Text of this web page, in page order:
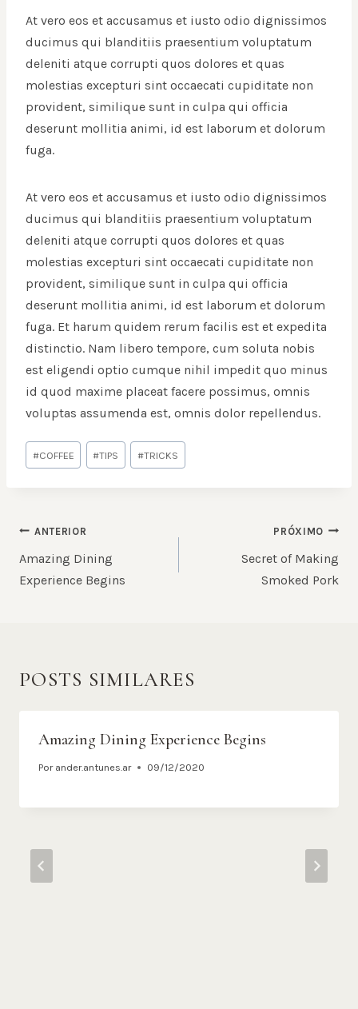
At vero eos et accusamus et iusto odio dignissimos
ducimus qui blanditiis praesentium voluptatum
deleniti atque corrupti quos dolores et quas
molestias excepturi sint occaecati cupiditate non
provident, similique sunt in culpa qui officia
deserunt mollitia animi, id est laborum et dolorum
fuga.
At vero eos et accusamus et iusto odio dignissimos
ducimus qui blanditiis praesentium voluptatum
deleniti atque corrupti quos dolores et quas
molestias excepturi sint occaecati cupiditate non
provident, similique sunt in culpa qui officia
deserunt mollitia animi, id est laborum et dolorum
fuga. Et harum quidem rerum facilis est et expedita
distinctio. Nam libero tempore, cum soluta nobis
est eligendi optio cumque nihil impedit quo minus
id quod maxime placeat facere possimus, omnis
voluptas assumenda est, omnis dolor repellendus.
#COFFEE #TIPS #TRICKS
ANTERIOR
Amazing Dining
Experience Begins
PRÓXIMO
Secret of Making
Smoked Pork
POSTS SIMILARES
Amazing Dining Experience Begins
Por ander.antunes.ar 09/12/2020